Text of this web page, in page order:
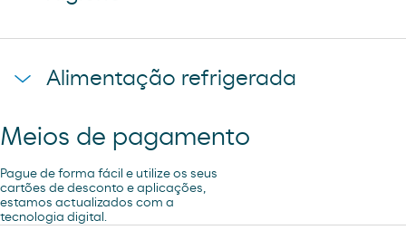
cheetos pandilla
sadwich mediterraneo
compresas evax
tampax compak
desodorante spray axe
Alimentação refrigerada
coca cao shake
minifuet sticks
jamon curado navidul
Meios de pagamento
Pague de forma fácil e utilize os seus
cartões de desconto e aplicações,
estamos actualizados com a
tecnologia digital.